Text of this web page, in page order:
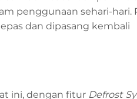
penggunaan sehari-hari.
dan dipasang kembali
ini, dengan fitur Defrost